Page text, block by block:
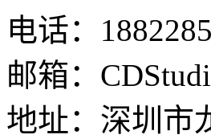
电话：
邮箱：
地址：深圳市